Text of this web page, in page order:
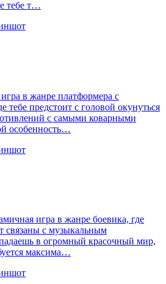
тебе т…
в жанре платформера с
тебе предстоит с головой окунуться
с самыми коварными
особенность…
игра в жанре боевика, где
связаны с музыкальным
в огромный красочный мир,
максима…